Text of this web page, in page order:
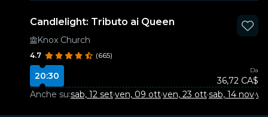
Candlelight: Tributo ai Queen
Knox Church
4.7 (665)
20:30
Da
36,72 CA$
Anche su:sab, 12 set·ven, 09 ott·ven, 23 ott·sab, 14 nov·